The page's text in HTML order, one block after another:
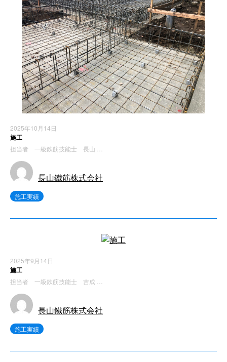
2025年10月14日
施工
担当者 一級鉄筋技能士 長山 …
長山鐵筋株式会社
施工実績
2025年9月14日
施工
担当者 一級鉄筋技能士 吉成 …
長山鐵筋株式会社
施工実績